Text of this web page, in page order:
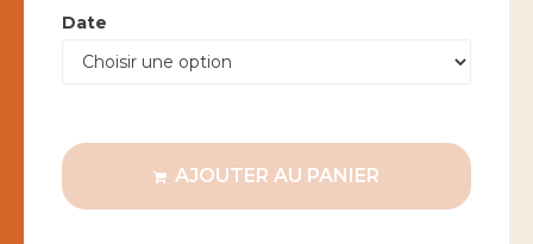
Date
AJOUTER AU PANIER